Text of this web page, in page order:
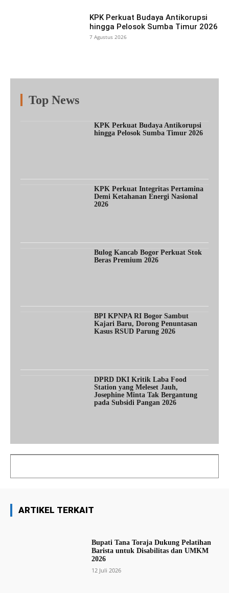
KPK Perkuat Budaya Antikorupsi
hingga Pelosok Sumba Timur 2026
7 Agustus 2026
Top News
KPK Perkuat Budaya Antikorupsi
hingga Pelosok Sumba Timur 2026
KPK Perkuat Integritas Pertamina
Demi Ketahanan Energi Nasional
2026
Bulog Kancab Bogor Perkuat Stok
Beras Premium 2026
BPI KPNPA RI Bogor Sambut
Kajari Baru, Dorong Penuntasan
Kasus RSUD Parung 2026
DPRD DKI Kritik Laba Food
Station yang Meleset Jauh,
Josephine Minta Tak Bergantung
pada Subsidi Pangan 2026
ARTIKEL TERKAIT
Bupati Tana Toraja Dukung Pelatihan
Barista untuk Disabilitas dan UMKM
2026
12 Juli 2026